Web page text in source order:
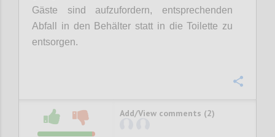
Gäste sind aufzufordern, entsprechenden
Abfall in den Behälter statt in die Toilette zu
entsorgen.
Add/View comments (2)